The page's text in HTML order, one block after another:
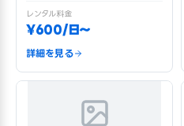
レンタル料金
¥600/日〜
詳細を見る